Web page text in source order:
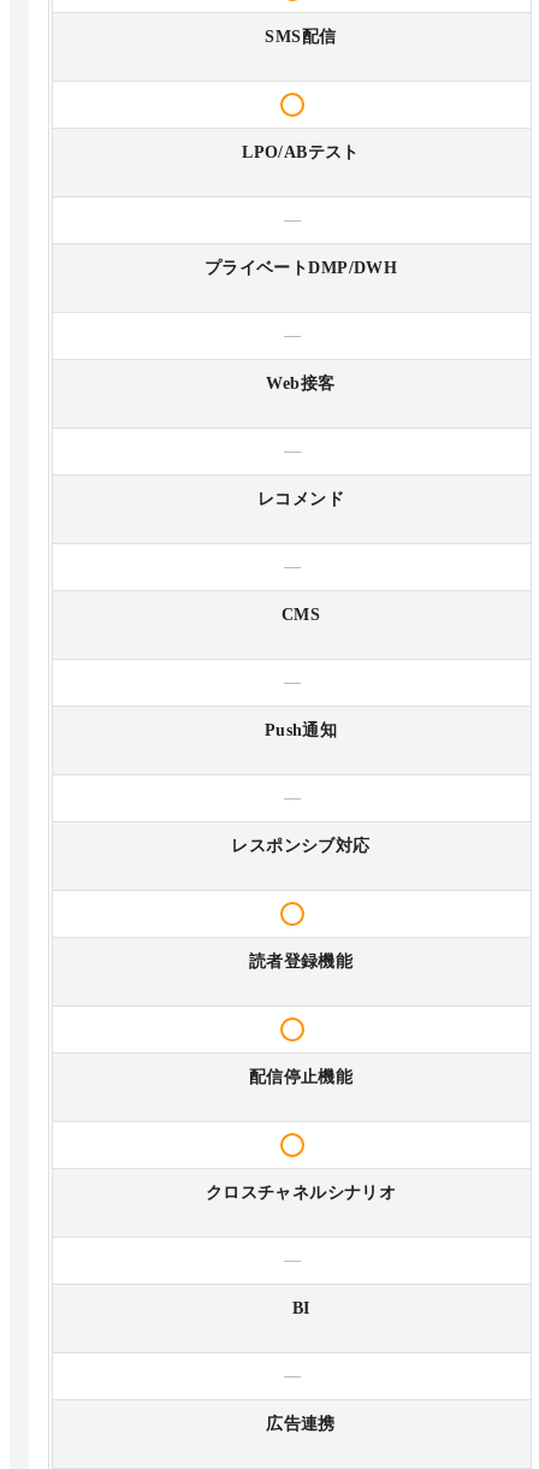
SMS配信
LPO/ABテスト
—
プライベートDMP/DWH
—
Web接客
—
レコメンド
—
CMS
—
Push通知
—
レスポンシブ対応
読者登録機能
配信停止機能
クロスチャネルシナリオ
—
BI
—
広告連携